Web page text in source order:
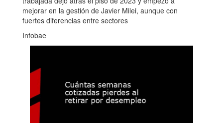
mejorar en la gestión de Javier Milei, aunque con
fuertes diferencias entre sectores
Infobae